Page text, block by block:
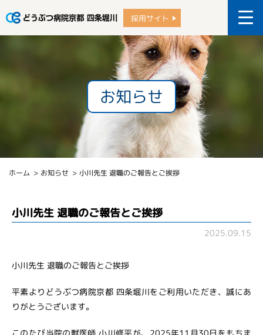
採用サイト
お知らせ
ホーム お知らせ 小川先生 退職のご報告とご挨拶
小川先生 退職のご報告とご挨拶
2025.09.15
小川先生 退職のご報告とご挨拶
平素よりどうぶつ病院京都 四条堀川をご利用いただき、誠にあ
りがとうございます。